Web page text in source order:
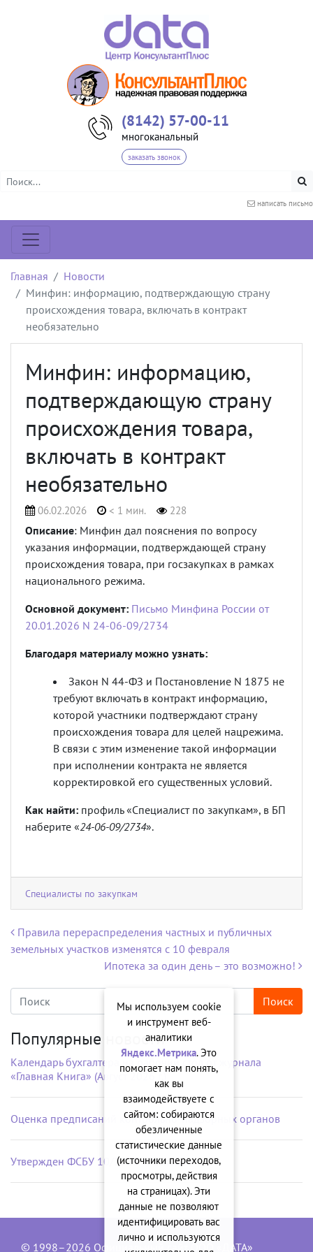
(8142) 57-00-11
многоканальный
заказать звонок
написать письмо
Главная
Новости
Минфин: информацию, подтверждающую страну
происхождения товара, включать в контракт
необязательно
Минфин: информацию,
подтверждающую страну
происхождения товара,
включать в контракт
необязательно
06.02.2026 < 1 мин. 228
Описание: Минфин дал пояснения по вопросу
указания информации, подтверждающей страну
происхождения товара, при госзакупках в рамках
национального режима.
Основной документ: Письмо Минфина России от
20.01.2026 N 24-06-09/2734
Благодаря материалу можно узнать:
Закон N 44-ФЗ и Постановление N 1875 не
требуют включать в контракт информацию,
которой участники подтверждают страну
происхождения товара для целей нацрежима.
В связи с этим изменение такой информации
при исполнении контракта не является
корректировкой его существенных условий.
Как найти: профиль «Специалист по закупкам», в БП
наберите «24-06-09/2734».
Специалисты по закупкам
Навигация по записям
Правила перераспределения частных и публичных
земельных участков изменятся с 10 февраля
Ипотека за один день – это возможно!
Популярные новости
Календарь бухгалтера на рабочий стол от журнала
«Главная Книга» (Август 2026 г.)
Оценка предписаний контрольно-надзорных органов
Утвержден ФСБУ 10/2026 «Расходы»
© 1998–2026 Официальный сайт ООО «ДАТА»
Мы используем cookie
и инструмент веб-
аналитики
Яндекс.Метрика. Это
помогает нам понять,
как вы
взаимодействуете с
сайтом: собираются
обезличенные
статистические данные
(источники переходов,
просмотры, действия
на страницах). Эти
данные не позволяют
идентифицировать вас
лично и используются